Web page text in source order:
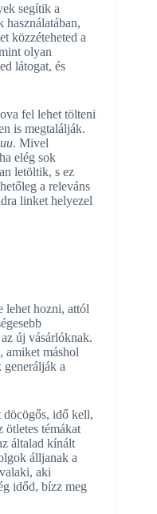
segítik a
használatában,
közzéteheted a
olyan
látogat, és
fel lehet tölteni
is megtalálják.
. Mivel
elég sok
letöltik, s ez
a releváns
linket helyezel
lehet hozni, attól
új vásárlóknak.
amiket máshol
generálják a
döcögős, idő kell,
ötletes témákat
általad kínált
álljanak a
aki
időd, bízz meg